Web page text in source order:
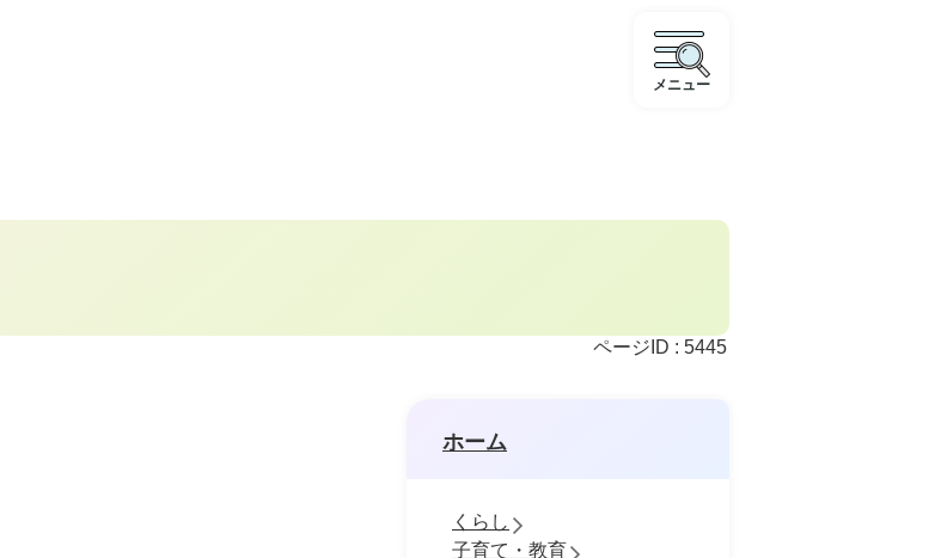
メニュー
ページID : 5445
ホーム
くらし
子育て・教育